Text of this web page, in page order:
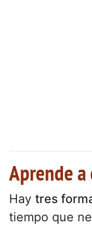
Aprende
Hay tres
tiempo que